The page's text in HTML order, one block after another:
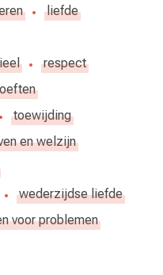
liefde
respect
toewijding
en welzijn
wederzijdse liefde
voor problemen